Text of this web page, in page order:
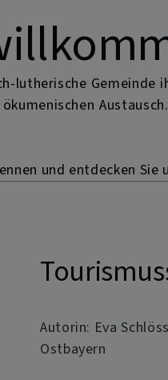
und entdecken
Autorin: Eva
Ostbayern